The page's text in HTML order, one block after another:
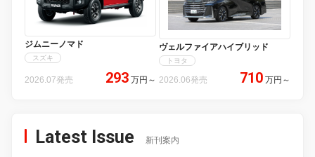
ジムニーノマド
スズキ
2026.07発売 293 万円 ～
ヴェルファイアハイブリッド
トヨタ
2026.06発売 710 万円 ～
Latest Issue 新刊案内